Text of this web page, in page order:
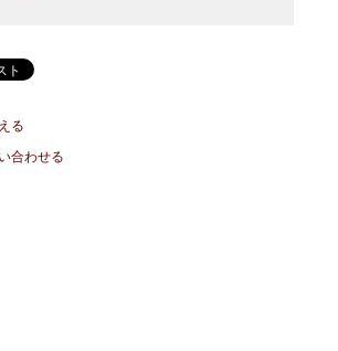
る
合わせる